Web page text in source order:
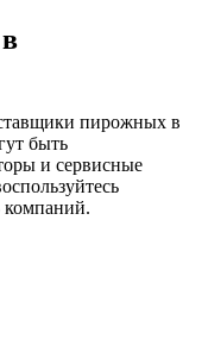
пирожных в
быть
и сервисные
компаний.